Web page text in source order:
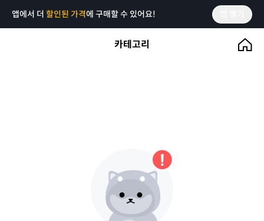
앱에서 더 할인된 가격에 구매할 수 있어요!
카테고리